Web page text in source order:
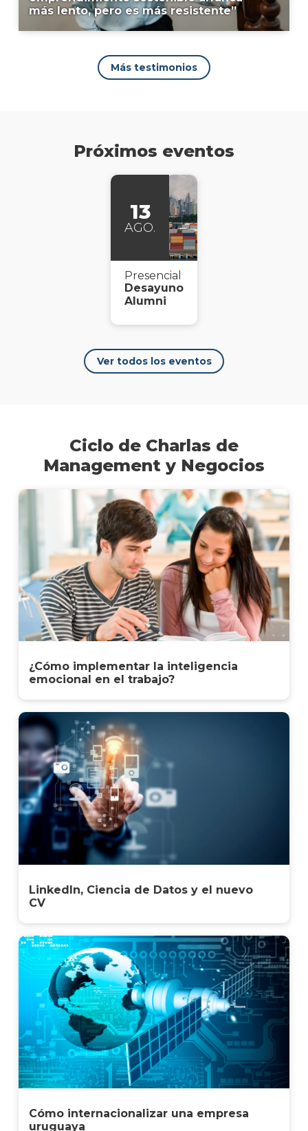
más lento, pero es más resistente”
Más testimonios
Próximos eventos
13
AGO.
Presencial
Desayuno
Alumni
Ver todos los eventos
Ciclo de Charlas de
Management y Negocios
¿Cómo implementar la inteligencia
emocional en el trabajo?
LinkedIn, Ciencia de Datos y el nuevo
CV
Cómo internacionalizar una empresa
uruguaya